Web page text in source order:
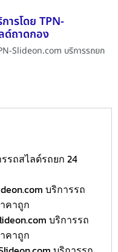
ารโดย TPN-
ด์ถาดกอง
Slideon.com บริการรถยก
รถสไลด์รถยก 24
บริการรถ
คาถูก
บริการรถ
คาถูก